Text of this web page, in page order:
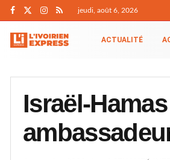
jeudi, août 6, 2026
ACTUALITÉ
Israël-